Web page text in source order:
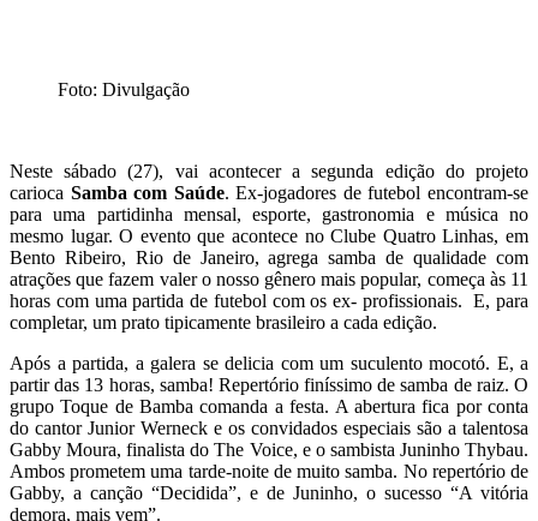
Foto: Divulgação
Neste sábado (27), vai acontecer a segunda edição do projeto
carioca Samba com Saúde. Ex-jogadores de futebol encontram-se
para uma partidinha mensal, esporte, gastronomia e música no
mesmo lugar. O evento que acontece no Clube Quatro Linhas, em
Bento Ribeiro, Rio de Janeiro, agrega samba de qualidade com
atrações que fazem valer o nosso gênero mais popular, começa às 11
horas com uma partida de futebol com os ex- profissionais. E, para
completar, um prato tipicamente brasileiro a cada edição.
Após a partida, a galera se delicia com um suculento mocotó. E, a
partir das 13 horas, samba! Repertório finíssimo de samba de raiz. O
grupo Toque de Bamba comanda a festa. A abertura fica por conta
do cantor Junior Werneck e os convidados especiais são a talentosa
Gabby Moura, finalista do The Voice, e o sambista Juninho Thybau.
Ambos prometem uma tarde-noite de muito samba. No repertório de
Gabby, a canção “Decidida”, e de Juninho, o sucesso “A vitória
demora, mais vem”.